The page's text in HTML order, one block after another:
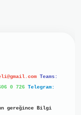
Teams:
0 726 Telegram:
gereğince Bilgi